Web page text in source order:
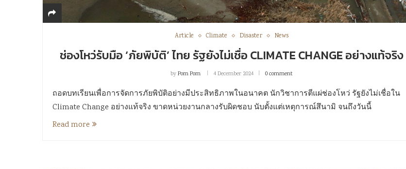
Article Climate Disaster News
ช่องโหว่รับมือ ‘ภัยพิบัติ’ ไทย รัฐยังไม่เชื่อ CLIMATE CHANGE อย่างแท้จริง
byPom Pom 4 December 2024 0 comment
ถอดบทเรียนเพื่อการจัดการภัยพิบัติอย่างมีประสิทธิภาพในอนาคต นักวิชาการตีแผ่ช่องโหว่ รัฐยังไม่เชื่อใน
Climate Change อย่างแท้จริง ขาดหน่วยงานกลางรับผิดชอบ นับตั้งแต่เหตุการณ์สึนามิ จนถึงวันนี้
Read more